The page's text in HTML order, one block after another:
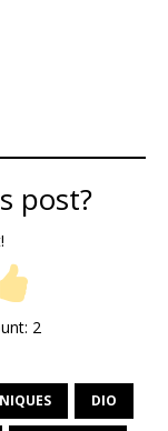
post?
2
DIO